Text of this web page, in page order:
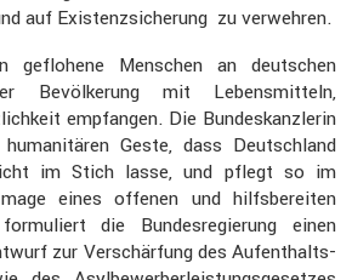
auf Existenz­si­che­rung zu verwehren.
geflo­hene Menschen an deutschen
Bevöl­ke­rung mit Lebens­mit­teln,
empfangen. Die Bundes­kanz­lerin
Geste, dass Deutsch­land
im Stich lasse, und pflegt so im
eines offenen und hilfs­be­reiten
die Bundes­re­gie­rung einen
zur Verschär­fung des Aufent­halts-